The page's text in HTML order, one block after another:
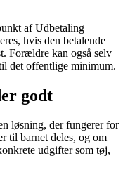
af Udbetaling
hvis den betalende
Forældre kan også selv
det offentlige minimum.
godt
løsning, der fungerer for
til barnet deles, og om
udgifter som tøj,